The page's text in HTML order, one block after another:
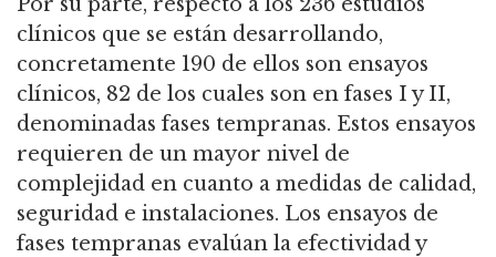
clínicos que se están desarrollando,
concretamente 190 de ellos son ensayos
clínicos, 82 de los cuales son en fases I y II,
denominadas fases tempranas. Estos ensayos
requieren de un mayor nivel de
complejidad en cuanto a medidas de calidad,
seguridad e instalaciones. Los ensayos de
fases tempranas evalúan la efectividad y